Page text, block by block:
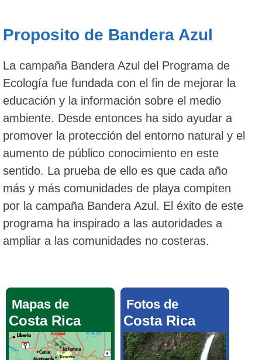
Proposito de Bandera Azul
La campaña Bandera Azul del Programa de
Ecología fue fundada con el fin de mejorar la
educación y la información sobre el medio
ambiente. Desde entonces ha sido ayudar a
promover la protección del entorno natural y el
aumento de público conocimiento en este
sentido. La prueba de ello es que cada año
más y más comunidades de playa compiten
por la campaña Bandera Azul. El éxito de este
programa ha inspirado a las autoridades a
ampliar a las comunidades no costeras.
Mapas de
Costa Rica
Fotos de
Costa Rica